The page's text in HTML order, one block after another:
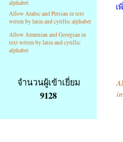
alphabet
Allow Arabic and Persian in text
writen by latin and cyrillic alphabet
Allow Armenian and Georgian in
text writen by latin and cyrillic
alphabet
เ
จำนวนผู้เข้าเยี่ยม
9128